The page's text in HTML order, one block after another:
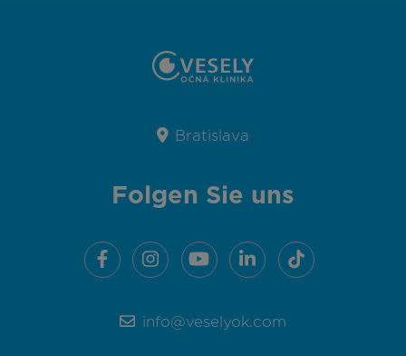
Bratislava
Folgen Sie uns
info@veselyok.com